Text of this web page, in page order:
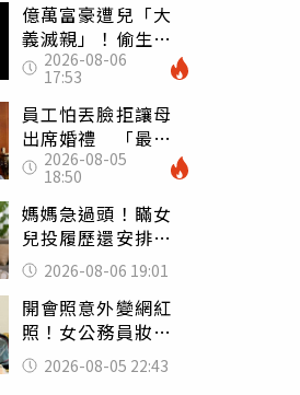
億萬富豪遭兒「大
義滅親」！偷生子
怕曝光 竟盜鄰居
身份辦假證落戶
2026-08-06
17:53
員工怕丟臉拒讓母
出席婚禮 「最愛
發錢老闆」震怒開
除：我看不起你
2026-08-05
18:50
媽媽急過頭！瞞女
兒投履歷還安排面
試 她接來電當場
傻眼
2026-08-06 19:01
開會照意外變網紅
照！女公務員妝容
掀2千則留言 本人
怒嗆：化妝有錯嗎
2026-08-05 22:43